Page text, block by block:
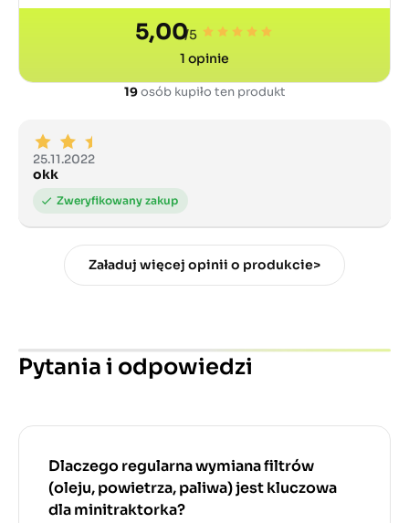
5,00/5
1 opinie
19osób kupiło ten produkt
25.11.2022
okk
Załaduj więcej opinii o produkcie>
Pytania i odpowiedzi
Dlaczego regularna wymiana filtrów
(oleju, powietrza, paliwa) jest kluczowa
dla minitraktorka?